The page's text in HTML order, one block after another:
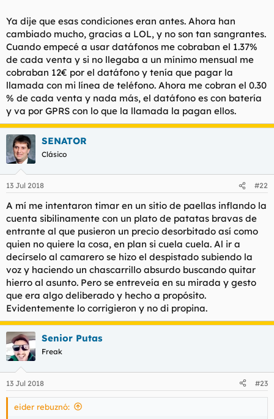
Ya dije que esas condiciones eran antes. Ahora han
cambiado mucho, gracias a LOL, y no son tan sangrantes.
Cuando empecé a usar datáfonos me cobraban el 1.37%
de cada venta y si no llegaba a un mínimo mensual me
cobraban 12€ por el datáfono y tenía que pagar la
llamada con mi línea de teléfono. Ahora me cobran el 0.30
% de cada venta y nada más, el datáfono es con batería
y va por GPRS con lo que la llamada la pagan ellos.
SENATOR
Clásico
13 Jul 2018 #22
A mí me intentaron timar en un sitio de paellas inflando la
cuenta sibilinamente con un plato de patatas bravas de
entrante al que pusieron un precio desorbitado así como
quien no quiere la cosa, en plan si cuela cuela. Al ir a
decírselo al camarero se hizo el despistado subiendo la
voz y haciendo un chascarrillo absurdo buscando quitar
hierro al asunto. Pero se entreveía en su mirada y gesto
que era algo deliberado y hecho a propósito.
Evidentemente lo corrigieron y no di propina.
Senior Putas
Freak
13 Jul 2018 #23
eider rebuznó: